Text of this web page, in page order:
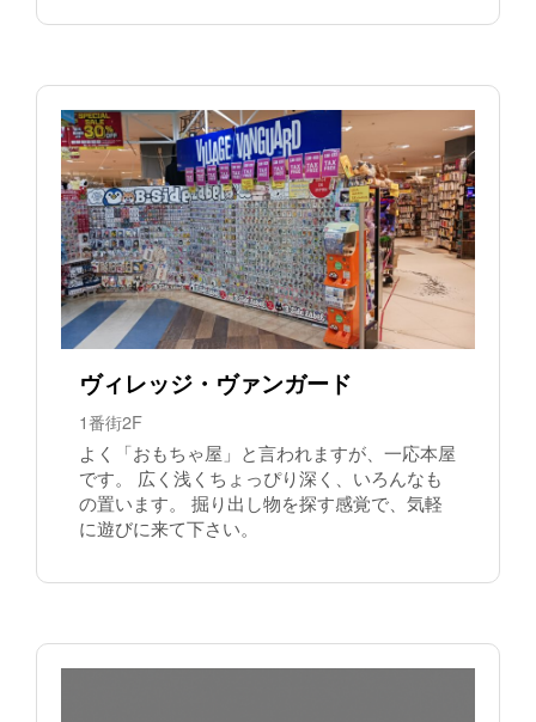
ヴィレッジ・ヴァンガード
1番街2F
よく「おもちゃ屋」と言われますが、一応本屋
です。 広く浅くちょっぴり深く、いろんなも
の置います。 掘り出し物を探す感覚で、気軽
に遊びに来て下さい。